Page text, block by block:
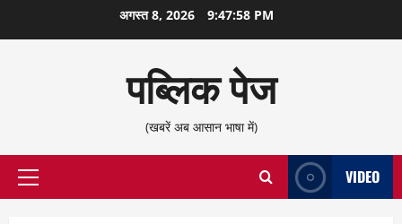
सामग्री
अगस्त 8, 2026 9:47:59 PM
पब्लिक पेज
(खबरें अब आसान भाषा में)
प्राथमिक
VIDEO